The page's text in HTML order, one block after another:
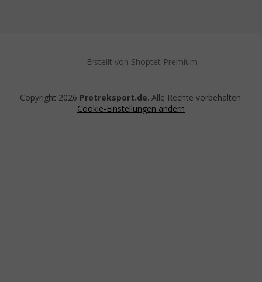
Erstellt von Shoptet Premium
Copyright 2026 Protreksport.de. Alle Rechte vorbehalten.
Cookie-Einstellungen ändern